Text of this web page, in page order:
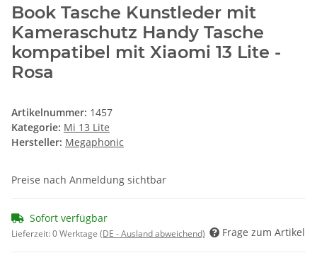
Book Tasche Kunstleder mit
Kameraschutz Handy Tasche
kompatibel mit Xiaomi 13 Lite -
Rosa
Artikelnummer: 1457
Kategorie: Mi 13 Lite
Hersteller: Megaphonic
Preise nach Anmeldung sichtbar
Sofort verfügbar
Lieferzeit:0 Werktage (DE - Ausland abweichend) Frage zum Artikel